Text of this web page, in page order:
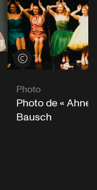
Voir les crédits
Photo
Photo de «
Bausch